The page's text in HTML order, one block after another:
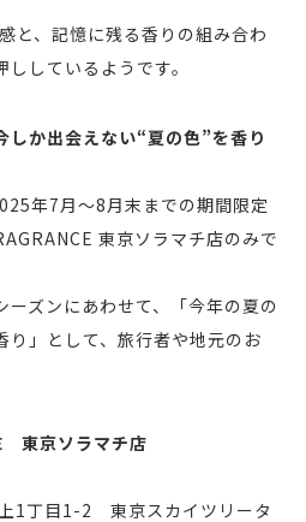
と、記憶に残る香りの組み合わ
しているようです。
か出会えない“夏の色”を香り
年7月〜8月末までの期間限定
東京ソラマチ店のみで
ズンにあわせて、「今年の夏の
り」として、旅行者や地元のお
東京ソラマチ店
1丁目1-2 東京スカイツリータ